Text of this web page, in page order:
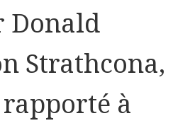
Donald
Strathcona,
à